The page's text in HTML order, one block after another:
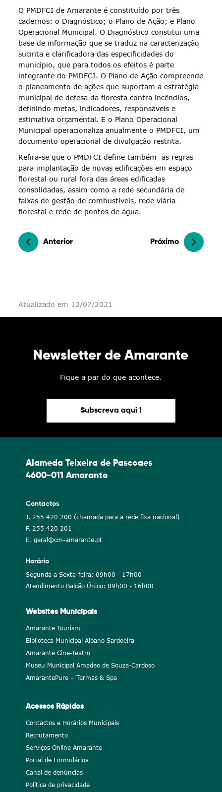
O PMDFCI de Amarante é constituído por três
cadernos: o Diagnóstico; o Plano de Ação; e Plano
Operacional Municipal. O Diagnóstico constitui uma
base de informação que se traduz na caracterização
sucinta e clarificadora das especificidades do
município, que para todos os efeitos é parte
integrante do PMDFCI. O Plano de Ação compreende
o planeamento de ações que suportam a estratégia
municipal de defesa da floresta contra incêndios,
definindo metas, indicadores, responsáveis e
estimativa orçamental. E o Plano Operacional
Municipal operacionaliza anualmente o PMDFCI, um
documento operacional de divulgação restrita.
Refira-se que o PMDFCI define também as regras
para implantação de novas edificações em espaço
florestal ou rural fora das áreas edificadas
consolidadas, assim como a rede secundária de
faixas de gestão de combustíveis, rede viária
florestal e rede de pontos de água.
Anterior Próximo
Atualizado em 12/07/2021
Newsletter de Amarante
Fique a par do que acontece.
Subscreva aqui !
Alameda Teixeira de Pascoaes
4600-011 Amarante
Contactos
T. 255 420 200 (chamada para a rede fixa nacional)
F. 255 420 201
E. geral@cm-amarante.pt
Horário
Segunda a Sexta-feira: 09h00 - 17h00
Atendimento Balcão Único: 09h00 - 16h00
Websites Municipais
Amarante Tourism
Biblioteca Municipal Albano Sardoeira
Amarante Cine-Teatro
Museu Municipal Amadeo de Souza-Cardoso
AmarantePure – Termas & Spa
Acessos Rápidos
Contactos e Horários Municipais
Recrutamento
Serviços Online Amarante
Portal de Formulários
Canal de denúncias
Política de privacidade